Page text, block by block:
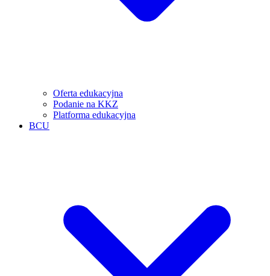
Oferta edukacyjna
Podanie na KKZ
Platforma edukacyjna
BCU